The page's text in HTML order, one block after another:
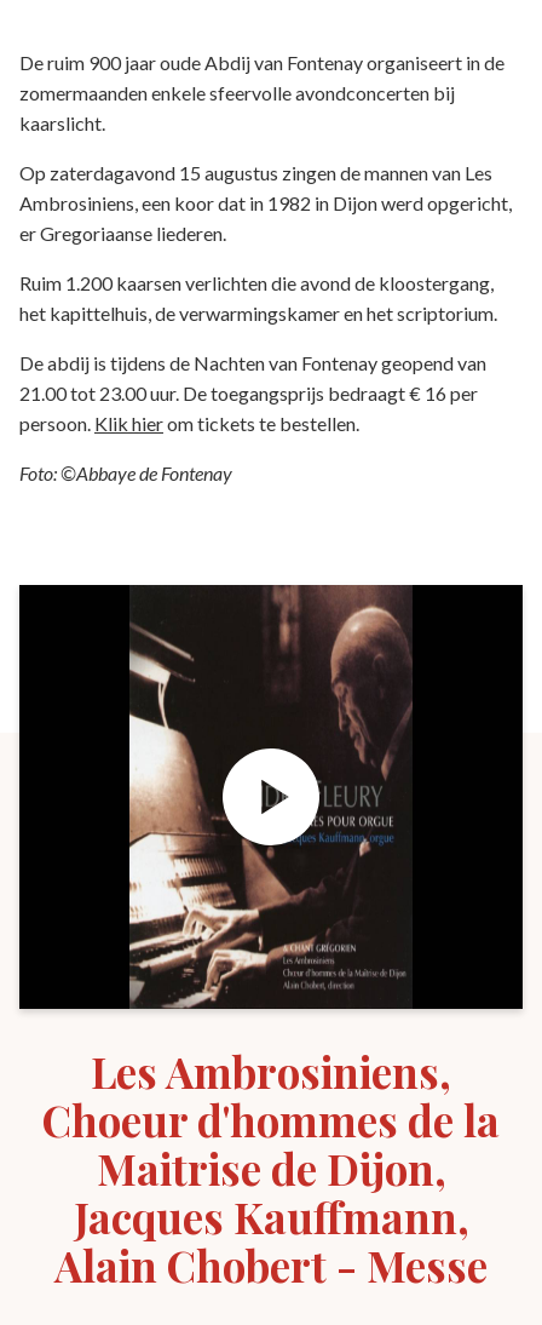
De ruim 900 jaar oude Abdij van Fontenay organiseert in de
zomermaanden enkele sfeervolle avondconcerten bij
kaarslicht.
Op zaterdagavond 15 augustus zingen de mannen van Les
Ambrosiniens, een koor dat in 1982 in Dijon werd opgericht,
er Gregoriaanse liederen.
Ruim 1.200 kaarsen verlichten die avond de kloostergang,
het kapittelhuis, de verwarmingskamer en het scriptorium.
De abdij is tijdens de Nachten van Fontenay geopend van
21.00 tot 23.00 uur. De toegangsprijs bedraagt € 16 per
persoon. Klik hierom tickets te bestellen.
Foto: ©Abbaye de Fontenay
Les Ambrosiniens,
Choeur d'hommes de la
Maitrise de Dijon,
Jacques Kauffmann,
Alain Chobert - Messe